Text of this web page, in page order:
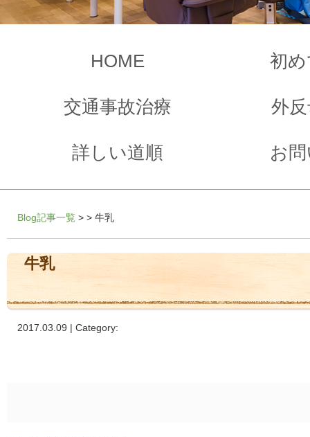
HOME 初
交通事故治療 外
詳しい道順 お
Blog記事一覧 > > 牛乳
牛乳
2017.03.09 | Category: